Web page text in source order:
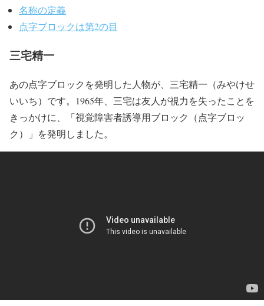
名称の定義
点字ブロックは第2の目
三宅精一
あの点字ブロックを発明した人物が、三宅精一（みやけせ
いいち）です。1965年、三宅は友人が視力を失ったことを
きっかけに、「視覚障害者誘導用ブロック（点字ブロッ
ク）」を発明しました。